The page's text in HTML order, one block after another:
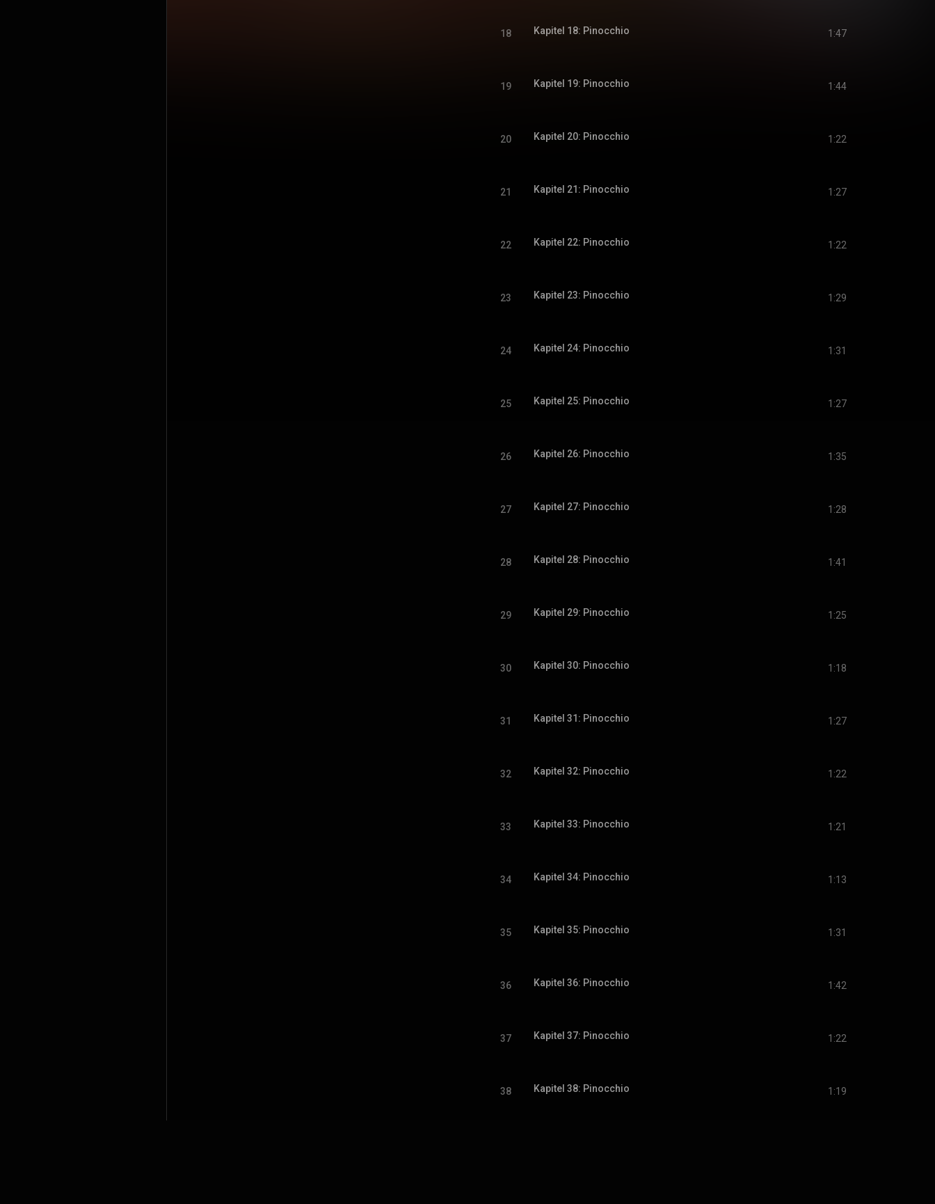
18 Kapitel 18: Pinocchio 1:47
19 Kapitel 19: Pinocchio 1:44
20 Kapitel 20: Pinocchio 1:22
21 Kapitel 21: Pinocchio 1:27
22 Kapitel 22: Pinocchio 1:22
23 Kapitel 23: Pinocchio 1:29
24 Kapitel 24: Pinocchio 1:31
25 Kapitel 25: Pinocchio 1:27
26 Kapitel 26: Pinocchio 1:35
27 Kapitel 27: Pinocchio 1:28
28 Kapitel 28: Pinocchio 1:41
29 Kapitel 29: Pinocchio 1:25
30 Kapitel 30: Pinocchio 1:18
31 Kapitel 31: Pinocchio 1:27
32 Kapitel 32: Pinocchio 1:22
33 Kapitel 33: Pinocchio 1:21
34 Kapitel 34: Pinocchio 1:13
35 Kapitel 35: Pinocchio 1:31
36 Kapitel 36: Pinocchio 1:42
37 Kapitel 37: Pinocchio 1:22
38 Kapitel 38: Pinocchio 1:19